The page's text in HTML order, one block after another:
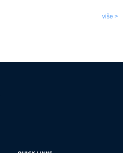
više >